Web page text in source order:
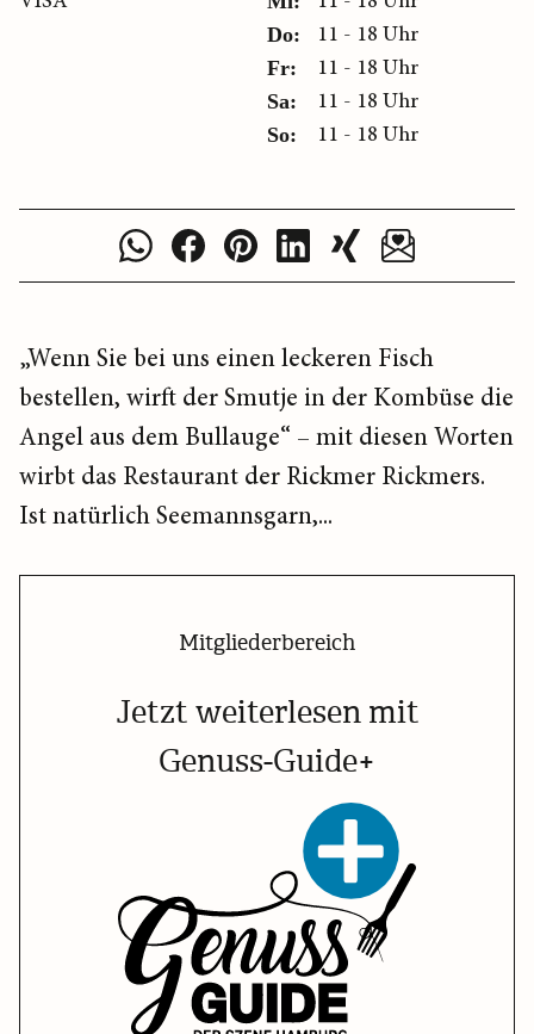
Do: 11 - 18 Uhr
Fr: 11 - 18 Uhr
Sa: 11 - 18 Uhr
So: 11 - 18 Uhr
„Wenn Sie bei uns einen leckeren Fisch
bestellen, wirft der Smutje in der Kombüse die
Angel aus dem Bullauge“ – mit diesen Worten
wirbt das Restaurant der Rickmer Rickmers.
Ist natürlich Seemannsgarn,...
Mitgliederbereich
Jetzt weiterlesen mit
Genuss-Guide+